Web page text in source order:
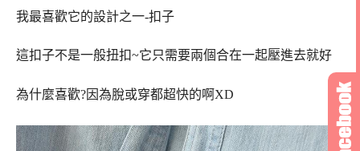
我最喜歡它的設計之一-扣子
這扣子不是一般扭扣~它只需要兩個合在一起壓進去就好
為什麼喜歡?因為脫或穿都超快的啊XD